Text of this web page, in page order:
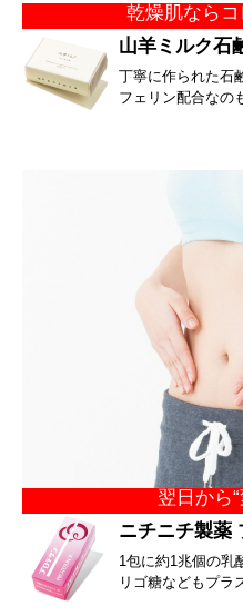
乾燥肌なら
山羊ミルク石
丁寧に作られた石
フェリン配合なの
翌日から
ニチニチ製薬
1包に約1兆個の
リゴ糖などもプラ